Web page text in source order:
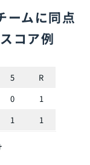
ームに同点
コア例
5
R
0
1
1 1